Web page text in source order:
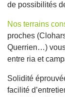
de possibilités
Nos terrains
proches
Querrien…)
entre ria et
Solidité
facilité